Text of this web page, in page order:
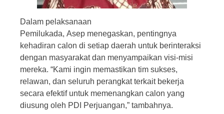
Dalam pelaksanaan
Pemilukada, Asep menegaskan, pentingnya
kehadiran calon di setiap daerah untuk berinteraksi
dengan masyarakat dan menyampaikan visi-misi
mereka. “Kami ingin memastikan tim sukses,
relawan, dan seluruh perangkat terkait bekerja
secara efektif untuk memenangkan calon yang
diusung oleh PDI Perjuangan,” tambahnya.